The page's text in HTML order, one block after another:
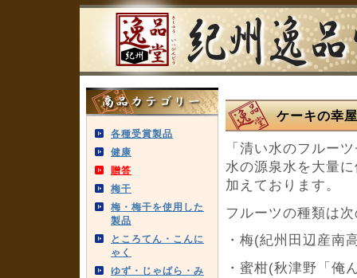
各種受賞製品
健康
贈答
梅干
梅・梅干を使用した
製品
ところてん・こんに
ゃく
ゆず・じゃばら・み
ケーキの幸
「清い水のフルー
水の源泉水を大量
加えております。
フルーツの種類は
・梅(紀州田辺産南
・蜜柑(秋津野「俺